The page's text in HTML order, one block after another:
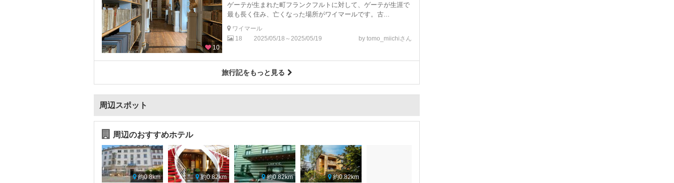
10
ゲーテが生まれた町フランクフルトに対して、ゲーテが生涯で
最も長く住み、亡くなった場所がワイマールです。古...
ワイマール
18
2025/05/18～2025/05/19 by tomo_miichiさん
旅行記をもっと見る
周辺スポット
周辺のおすすめホテル
約0.8km 約0.82km 約0.82km 約0.82km